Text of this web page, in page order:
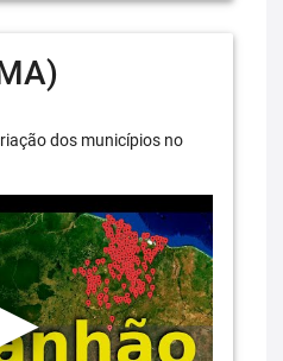
dos municípios no